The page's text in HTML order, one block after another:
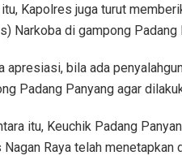
Kapolres juga turut
Narkoba di gampong Padang
apresiasi, bila ada
Padang Panyang agar
itu, Keuchik Padang
Raya telah